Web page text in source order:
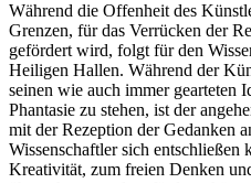
Während die Offenheit des
Grenzen, für das Verrücken der
gefördert wird, folgt für den
Heiligen Hallen. Während der
seinen wie auch immer gearteten
Phantasie zu stehen, ist der
mit der Rezeption der Gedanken
Wissenschaftler sich entschließen
Kreativität, zum freien Denken